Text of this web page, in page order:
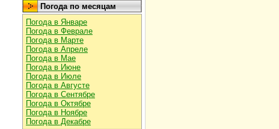
Погода по месяцам
Погода в Январе
Погода в Феврале
Погода в Марте
Погода в Апреле
Погода в Мае
Погода в Июне
Погода в Июле
Погода в Августе
Погода в Сентябре
Погода в Октябре
Погода в Ноябре
Погода в Декабре